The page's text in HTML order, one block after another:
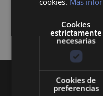
Cookies
estrictamente
necesarias
Cookies de
preferencias